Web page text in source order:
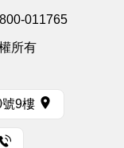
011765
所有
9樓